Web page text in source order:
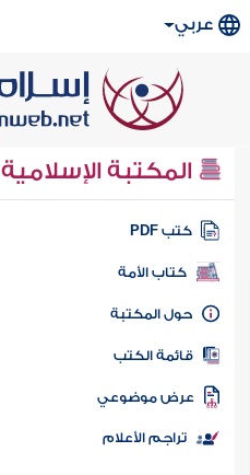
عربي
المكتبة الإسلامية
كتب PDF
كتاب الأمة
المكتبة
الكتب
موضوعي